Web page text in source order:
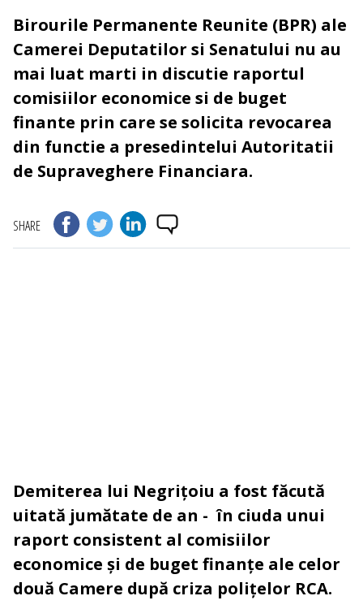
Birourile Permanente Reunite (BPR) ale
Camerei Deputatilor si Senatului nu au
mai luat marti in discutie raportul
comisiilor economice si de buget
finante prin care se solicita revocarea
din functie a presedintelui Autoritatii
de Supraveghere Financiara.
SHARE
Demiterea lui Negrițoiu a fost făcută
uitată jumătate de an - în ciuda unui
raport consistent al comisiilor
economice și de buget finanțe ale celor
două Camere după criza polițelor RCA.